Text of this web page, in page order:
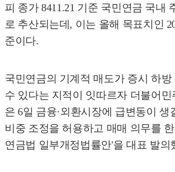
피 종가 8411.21 기준 국민연금 국내
로 추산되는데, 이는 올해 목표치인
준이다.
국민연금의 기계적 매도가 증시 하
수 있다는 지적이 잇따르자 더불어민
은 6일 금융·외환시장에 급변동이 생
비중 조정을 허용하고 매매 의무를
연금법 일부개정법률안'을 대표 발의